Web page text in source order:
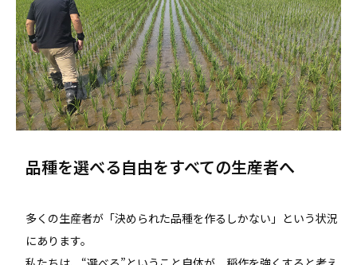
品種を選べる自由をすべての生産者へ
多くの生産者が「決められた品種を作るしかない」という状況
にあります。